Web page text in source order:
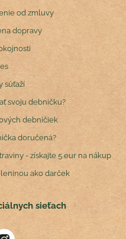
od zmluvy
dopravy
súťaží
svoju debničku?
debničiek
doručená?
- získajte 5 eur na nákup
ako darček
sieťach